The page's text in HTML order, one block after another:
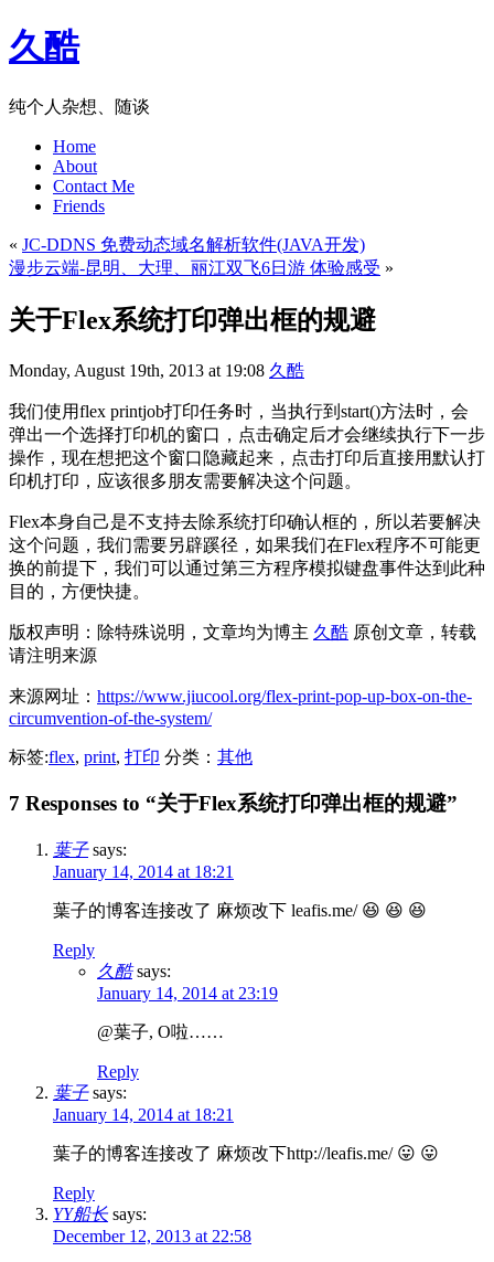
久酷
纯个人杂想、随谈
Home
About
Contact Me
Friends
« JC-DDNS 免费动态域名解析软件(JAVA开发)
漫步云端-昆明、大理、丽江双飞6日游 体验感受 »
关于Flex系统打印弹出框的规避
Monday, August 19th, 2013 at 19:08 久酷
我们使用flex printjob打印任务时，当执行到start()方法时，会
弹出一个选择打印机的窗口，点击确定后才会继续执行下一步
操作，现在想把这个窗口隐藏起来，点击打印后直接用默认打
印机打印，应该很多朋友需要解决这个问题。
Flex本身自己是不支持去除系统打印确认框的，所以若要解决
这个问题，我们需要另辟蹊径，如果我们在Flex程序不可能更
换的前提下，我们可以通过第三方程序模拟键盘事件达到此种
目的，方便快捷。
版权声明：除特殊说明，文章均为博主 久酷 原创文章，转载
请注明来源
来源网址： https://www.jiucool.org/flex-print-pop-up-box-on-the-
circumvention-of-the-system/
标签:flex, print, 打印 分类： 其他
7 Responses to “关于Flex系统打印弹出框的规避”
葉子 says:
January 14, 2014 at 18:21
葉子的博客连接改了 麻烦改下 leafis.me/ 😆 😆 😆
Reply
久酷 says:
January 14, 2014 at 23:19
@葉子, O啦……
Reply
葉子 says:
January 14, 2014 at 18:21
葉子的博客连接改了 麻烦改下http://leafis.me/ 😛 😛
Reply
YY船长 says:
December 12, 2013 at 22:58